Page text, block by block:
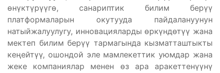
өнүктүрүүгө, санариптик билим берүү
платформаларын окутууда пайдалануунун
натыйжалуулугу, инновацияларды өркүндөтүү жана
мектеп билим берүү тармагында кызматташтыкты
кеңейтүү, ошондой эле мамлекеттик уюмдар жана
жеке компаниялар менен өз ара аракеттенүүнү